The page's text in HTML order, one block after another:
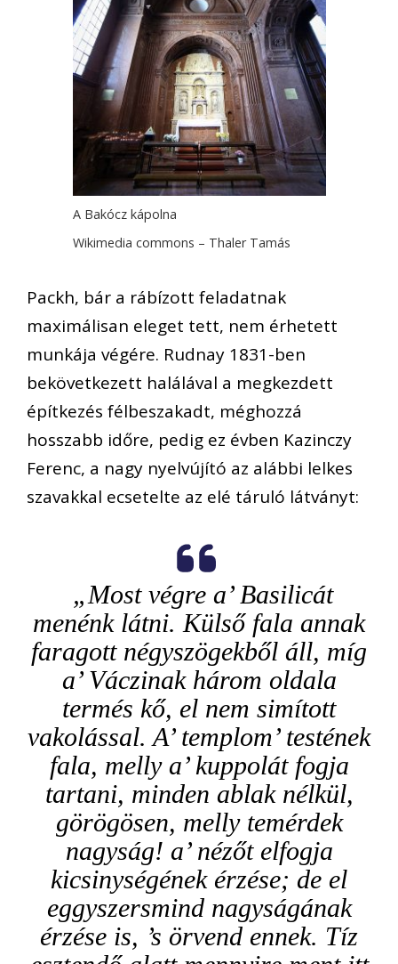
A Bakócz kápolna
Wikimedia commons – Thaler Tamás
Packh, bár a rábízott feladatnak
maximálisan eleget tett, nem érhetett
munkája végére. Rudnay 1831-ben
bekövetkezett halálával a megkezdett
építkezés félbeszakadt, méghozzá
hosszabb időre, pedig ez évben Kazinczy
Ferenc, a nagy nyelvújító az alábbi lelkes
szavakkal ecsetelte az elé táruló látványt:
„Most végre a’ Basilicát
menénk látni. Külső fala annak
faragott négyszögekből áll, míg
a’ Váczinak három oldala
termés kő, el nem simított
vakolással. A’ templom’ testének
fala, melly a’ kuppolát fogja
tartani, minden ablak nélkül,
görögösen, melly temérdek
nagyság! a’ nézőt elfogja
kicsinységének érzése; de el
eggyszersmind nagyságának
érzése is, ’s örvend ennek. Tíz